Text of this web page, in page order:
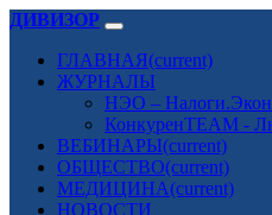
ДИВИЗОР
ГЛАВНАЯ(current)
ЖУРНАЛЫ
НЭО –
КонкуренTEAM -
ВЕБИНАРЫ(current)
ОБЩЕСТВО(current)
МЕДИЦИНА(current)
НОВОСТИ